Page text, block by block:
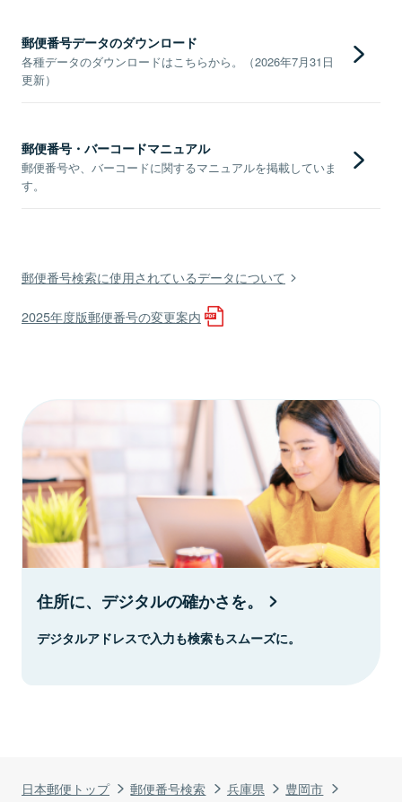
日本郵便トップ 郵便番号検索 兵庫県
豊岡市
郵便番号データのダウンロード
各種データのダウンロードはこちらから。（2026年7月31日
更新）
郵便番号・バーコードマニュアル
郵便番号や、バーコードに関するマニュアルを掲載していま
す。
郵便番号検索に使用されているデータについて
2025年度版郵便番号の変更案内
住所に、デジタルの確かさを。
デジタルアドレスで入力も検索もスムーズに。